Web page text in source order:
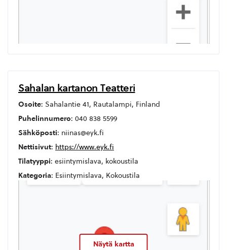
Sahalan kartanon Teatteri
Osoite: Sahalantie 41, Rautalampi, Finland
Puhelinnumero: 040 838 5599
Sähköposti: niinas@eyk.fi
Nettisivut: https://www.eyk.fi
Tilatyyppi: esiintymislava, kokoustila
Kategoria: Esiintymislava, Kokoustila
Näytä kartta